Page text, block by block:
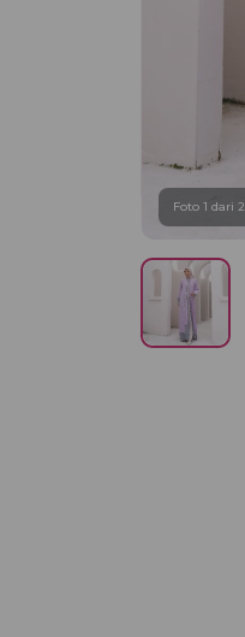
Foto 1 dari 2